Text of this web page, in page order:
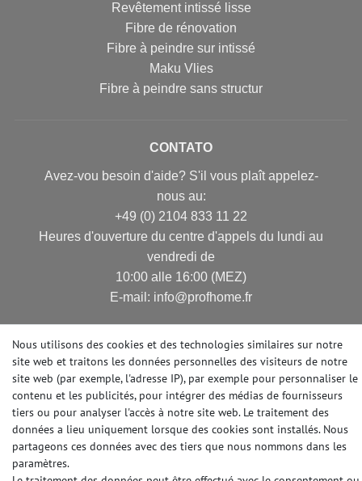
Revêtement intissé lisse
Fibre de rénovation
Fibre à peindre sur intissé
Maku Vlies
Fibre à peindre sans structur
CONTATO
Avez-vou besoin d'aide? S'il vous plaît appelez-
nous au:
+49 (0) 2104 833 11 22
Heures d'ouverture du centre d'appels du lundi au
vendredi de
10:00 alle 16:00 (MEZ)
E-mail: info@profhome.fr
MODES DE PAIEMENT
DES MÉDIAS SOCIAUX
Nous utilisons des cookies et des technologies similaires sur notre
site web et traitons les données personnelles des visiteurs de notre
site web (par exemple, l'adresse IP), par exemple pour personnaliser le
contenu et les publicités, pour intégrer des médias de fournisseurs
tiers ou pour analyser l'accès à notre site web. Le traitement des
données a lieu uniquement lorsque des cookies sont installés. Nous
partageons ces données avec des tiers que nous nommons dans les
paramètres.